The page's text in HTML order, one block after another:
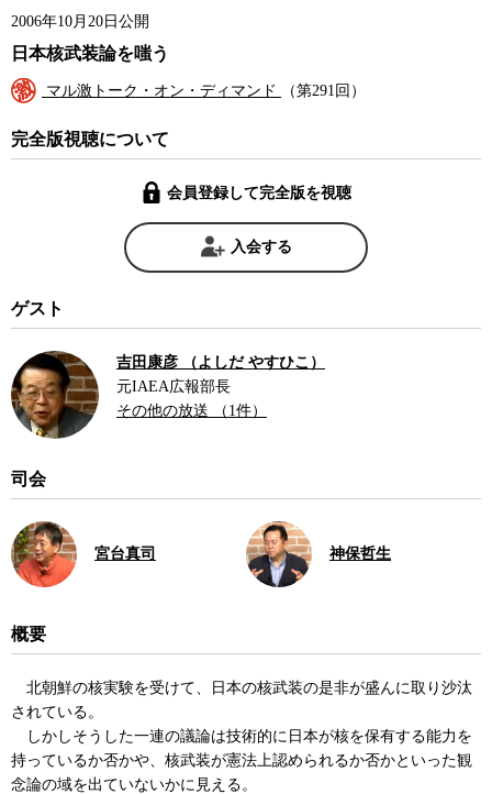
2006年10月20日公開
日本核武装論を嗤う
マル激トーク・オン・ディマンド （第291回）
完全版視聴について
会員登録して完全版を視聴
入会する
ゲスト
吉田康彦 （よしだ やすひこ）
元IAEA広報部長
その他の放送 （1件）
司会
宮台真司 神保哲生
概要
北朝鮮の核実験を受けて、日本の核武装の是非が盛んに取り沙汰
されている。
しかしそうした一連の議論は技術的に日本が核を保有する能力を
持っているか否かや、核武装が憲法上認められるか否かといった観
念論の域を出ていないかに見える。